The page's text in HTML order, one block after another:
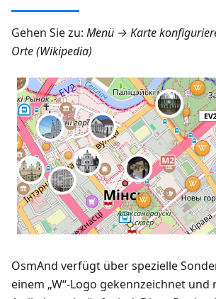
Gehen Sie zu: Menü → Karte
Orte (Wikipedia)
OsmAnd verfügt über spezielle
einem „W“-Logo gekennzeichnet und